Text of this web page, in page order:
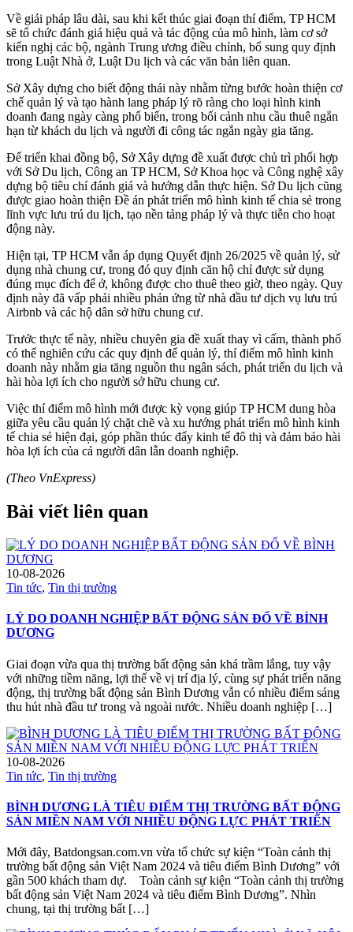
Về giải pháp lâu dài, sau khi kết thúc giai đoạn thí điểm, TP HCM
sẽ tổ chức đánh giá hiệu quả và tác động của mô hình, làm cơ sở
kiến nghị các bộ, ngành Trung ương điều chỉnh, bổ sung quy định
trong Luật Nhà ở, Luật Du lịch và các văn bản liên quan.
Sở Xây dựng cho biết động thái này nhằm từng bước hoàn thiện cơ
chế quản lý và tạo hành lang pháp lý rõ ràng cho loại hình kinh
doanh đang ngày càng phổ biến, trong bối cảnh nhu cầu thuê ngắn
hạn từ khách du lịch và người đi công tác ngắn ngày gia tăng.
Để triển khai đồng bộ, Sở Xây dựng đề xuất được chủ trì phối hợp
với Sở Du lịch, Công an TP HCM, Sở Khoa học và Công nghệ xây
dựng bộ tiêu chí đánh giá và hướng dẫn thực hiện. Sở Du lịch cũng
được giao hoàn thiện Đề án phát triển mô hình kinh tế chia sẻ trong
lĩnh vực lưu trú du lịch, tạo nền tảng pháp lý và thực tiễn cho hoạt
động này.
Hiện tại, TP HCM vẫn áp dụng Quyết định 26/2025 về quản lý, sử
dụng nhà chung cư, trong đó quy định căn hộ chỉ được sử dụng
đúng mục đích để ở, không được cho thuê theo giờ, theo ngày. Quy
định này đã vấp phải nhiều phản ứng từ nhà đầu tư dịch vụ lưu trú
Airbnb và các hộ dân sở hữu chung cư.
Trước thực tế này, nhiều chuyên gia đề xuất thay vì cấm, thành phố
có thể nghiên cứu các quy định để quản lý, thí điểm mô hình kinh
doanh này nhằm gia tăng nguồn thu ngân sách, phát triển du lịch và
hài hòa lợi ích cho người sở hữu chung cư.
Việc thí điểm mô hình mới được kỳ vọng giúp TP HCM dung hòa
giữa yêu cầu quản lý chặt chẽ và xu hướng phát triển mô hình kinh
tế chia sẻ hiện đại, góp phần thúc đẩy kinh tế đô thị và đảm bảo hài
hòa lợi ích của cả người dân lẫn doanh nghiệp.
(Theo VnExpress)
Bài viết liên quan
10-08-2026
Tin tức, Tin thị trường
LÝ DO DOANH NGHIỆP BẤT ĐỘNG SẢN ĐỔ VỀ BÌNH
DƯƠNG
Giai đoạn vừa qua thị trường bất động sản khá trầm lắng, tuy vậy
với những tiềm năng, lợi thế về vị trí địa lý, cùng sự phát triển năng
động, thị trường bất động sản Bình Dương vẫn có nhiều điểm sáng
thu hút nhà đầu tư trong và ngoài nước. Nhiều doanh nghiệp […]
10-08-2026
Tin tức, Tin thị trường
BÌNH DƯƠNG LÀ TIÊU ĐIỂM THỊ TRƯỜNG BẤT ĐỘNG
SẢN MIỀN NAM VỚI NHIỀU ĐỘNG LỰC PHÁT TRIỂN
Mới đây, Batdongsan.com.vn vừa tổ chức sự kiện “Toàn cảnh thị
trường bất động sản Việt Nam 2024 và tiêu điểm Bình Dương” với
gần 500 khách tham dự. Toàn cảnh sự kiện “Toàn cảnh thị trường
bất động sản Việt Nam 2024 và tiêu điểm Bình Dương”. Nhìn
chung, tại thị trường bất […]